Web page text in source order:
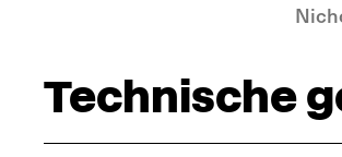
Technische